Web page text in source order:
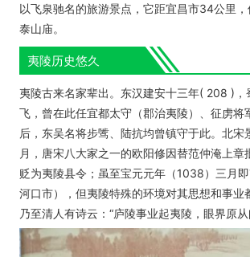
以飞泉驰名的旅游景点，它距宜昌市34公里
泰山庙。
夷陵历史悠久
夷陵古来名家辈出。东汉建安十三年( 208 )，
飞，曾在此任宜都太守（郡治夷陵）、征虏将
后，东吴名将步骘、陆抗均曾镇守于此。北
月，唐宋八大家之一的欧阳修因替范仲淹上章
贬为夷陵县令；虽至宝元元年（1038）三月
河口市），但夷陵特殊的环境对其思想和事业
乃至清人有诗云：“庐陵事业起夷陵，眼界原从